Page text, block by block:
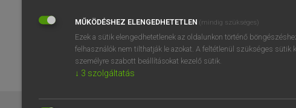
MŰKÖDÉSHEZ ELENGEDHETETLEN (mindig szükséges)
Ezek a sütik elengedhetetlenek az oldalunkon történő
felhasználók nem tilthatják le azokat. A feltétlenül szükséges sütik
személyre szabott beállításokat kezelő sütik.
↓ 3 szolgáltatás